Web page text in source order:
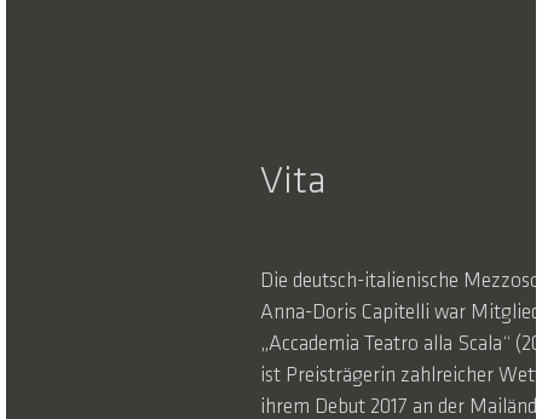
Vita
Die deutsch-italienische
Anna-Doris Capitelli war
„Accademia Teatro alla Scala“
ist Preisträgerin zahlreicher
ihrem Debut 2017 an der